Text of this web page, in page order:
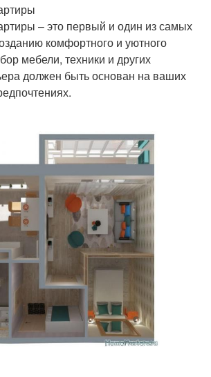
– это первый и один из самых
комфортного и уютного
мебели, техники и других
должен быть основан на ваших